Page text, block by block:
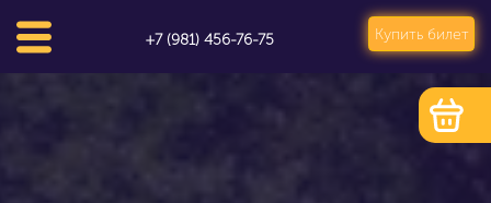
+7 (981) 456-76-75 Купить билет